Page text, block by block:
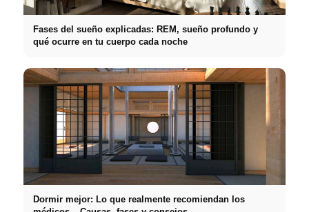
Fases del sueño explicadas: REM, sueño profundo y
qué ocurre en tu cuerpo cada noche
Dormir mejor: Lo que realmente recomiendan los